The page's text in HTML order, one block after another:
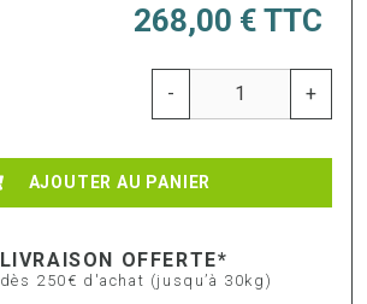
268,00 € TTC
- +
AJOUTER AU PANIER
LIVRAISON OFFERTE*
dès 250€ d'achat (jusqu’à 30kg)